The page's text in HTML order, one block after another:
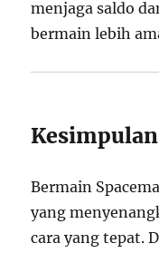
menjaga saldo
bermain lebih
Kesimpulan
Bermain
yang
cara yang tepat.